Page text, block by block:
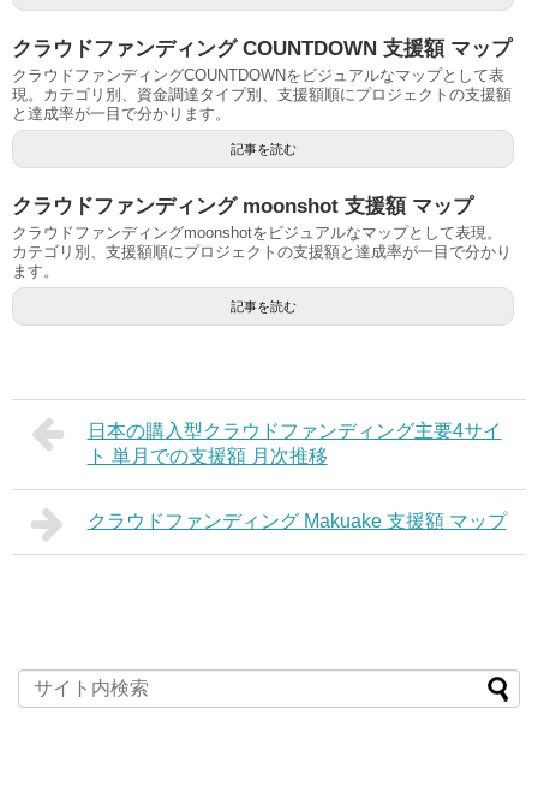
クラウドファンディング COUNTDOWN 支援額 マップ
クラウドファンディングCOUNTDOWNをビジュアルなマップとして表
現。カテゴリ別、資金調達タイプ別、支援額順にプロジェクトの支援額
と達成率が一目で分かります。
記事を読む
クラウドファンディング moonshot 支援額 マップ
クラウドファンディングmoonshotをビジュアルなマップとして表現。
カテゴリ別、支援額順にプロジェクトの支援額と達成率が一目で分かり
ます。
記事を読む
日本の購入型クラウドファンディング主要4サイ
ト 単月での支援額 月次推移
クラウドファンディング Makuake 支援額 マップ